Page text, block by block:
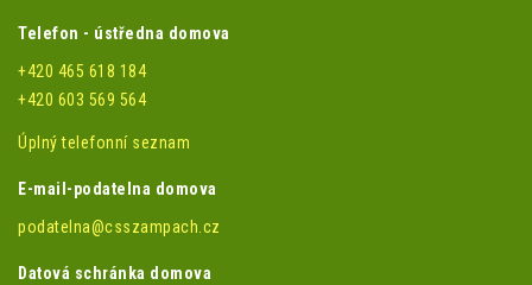
Telefon - ústředna domova
+420 465 618 184
+420 603 569 564
Úplný telefonní seznam
E-mail-podatelna domova
podatelna@csszampach.cz
Datová schránka domova